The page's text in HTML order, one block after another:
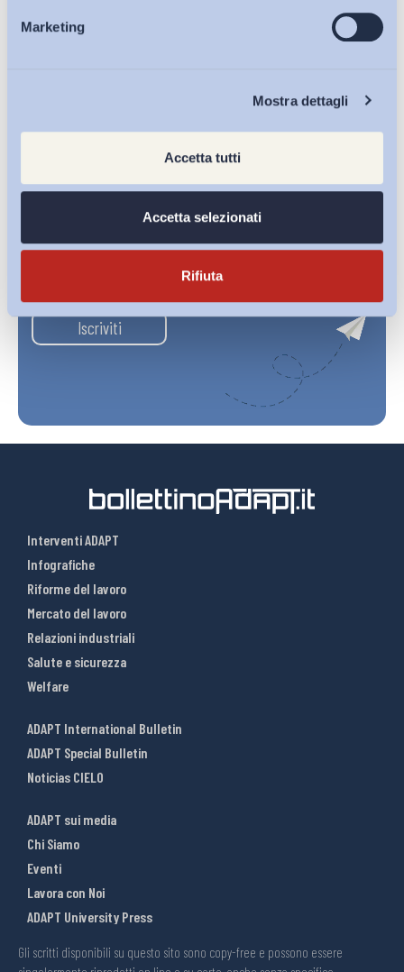
Marketing
Mostra dettagli
Accetta tutti
Accetta selezionati
Rifiuta
Eventi
Ho letto e Accetto il trattamento dei dati personali descritti
Privacy Policy
Iscriviti
Interventi ADAPT
Infografiche
Riforme del lavoro
Mercato del lavoro
Relazioni industriali
Salute e sicurezza
Welfare
ADAPT International Bulletin
ADAPT Special Bulletin
Noticias CIELO
ADAPT sui media
Chi Siamo
Eventi
Lavora con Noi
ADAPT University Press
Gli scritti disponibili su questo sito sono copy-free e possono essere